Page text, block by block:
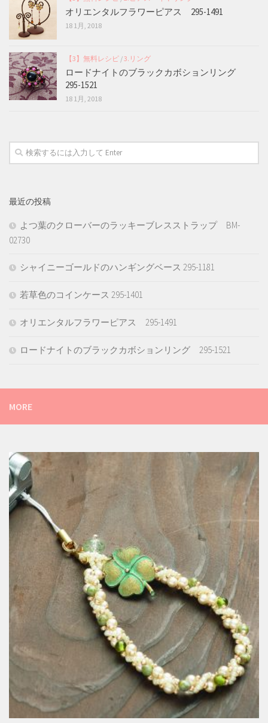
オリエンタルフラワーピアス 295-1491
18 1月, 2018
【3】無料レシピ /3.リング
ロードナイトのブラックカボションリング
295-1521
18 1月, 2018
最近の投稿
よつ葉のクローバーのラッキーブレスストラップ BM-
02730
シャイニーゴールドのハンギングベース 295-1181
若草色のコインケース 295-1401
オリエンタルフラワーピアス 295-1491
ロードナイトのブラックカボションリング 295-1521
MORE